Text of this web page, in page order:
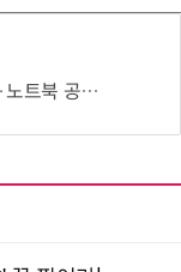
모니터 공개